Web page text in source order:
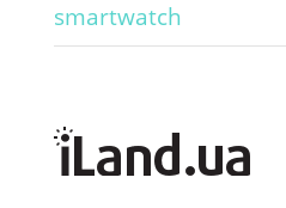
smartwatch